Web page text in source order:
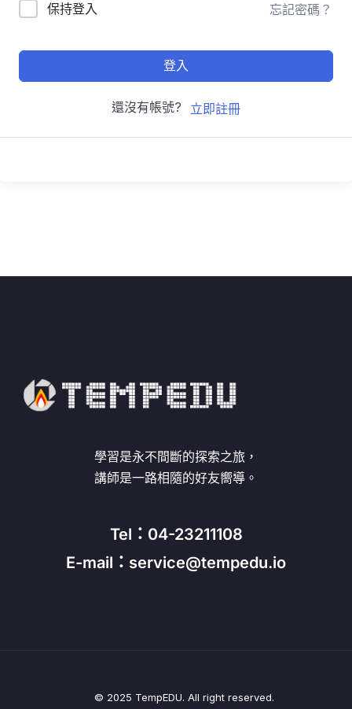
保持登入 忘記密碼？
登入
還沒有帳號? 立即註冊
學習是永不間斷的探索之旅，
講師是一路相隨的好友嚮導。
Tel：04-23211108
E-mail：service@tempedu.io
© 2025 TempEDU. All right reserved.